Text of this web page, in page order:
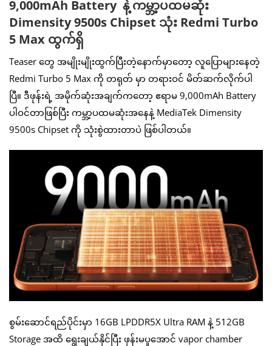
9,000mAh Battery နဲ့ ကမ္ဘာ့ပထမဆုံး
Dimensity 9500s Chipset သုံး Redmi Turbo
5 Max ထွက်ရှိ
Teaser တွေ အမျိုးမျိုးထွက်ပြီးတဲ့နောက်မှာတော့ လူပြောများနေတဲ့
Redmi Turbo 5 Max ကို တရုတ် မှာ တရားဝင် မိတ်ဆက်လိုက်ပါ
ပြီ။ ဒီဖုန်းရဲ့ အမိုက်ဆုံးအချက်ကတော့ ဧရာမ 9,000mAh Battery
ပါဝင်တာဖြစ်ပြီး ကမ္ဘာ့ပထမဆုံးအနေနဲ့ MediaTek Dimensity
9500s Chipset ကို သုံးစွဲထားတာပဲ ဖြစ်ပါတယ်။
စွမ်းဆောင်ရည်ပိုင်းမှာ 16GB LPDDR5X Ultra RAM နဲ့ 512GB
Storage အထိ ရွေးချယ်နိုင်ပြီး ဖုန်းမပူအောင် vapor chamber